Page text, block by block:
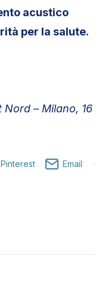
acustico
per la salute.
– Milano, 16
Pinterest Email